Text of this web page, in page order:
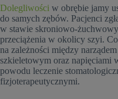
Dolegliwości w obrębie jamy
do samych zębów. Pacjenci
w stawie skroniowo-
przeciążenia w okolicy szyi.
na zależności między
szkieletowym oraz napięciami
powodu leczenie
fizjoterapeutycznymi.